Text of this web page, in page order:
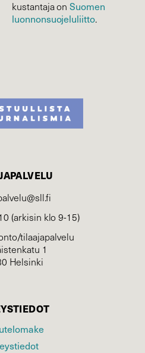
kustantaja onSuomen
luonnonsuojelu­liitto.
(arkisin klo 9-15)
tilaajapalvelu
1
Helsinki